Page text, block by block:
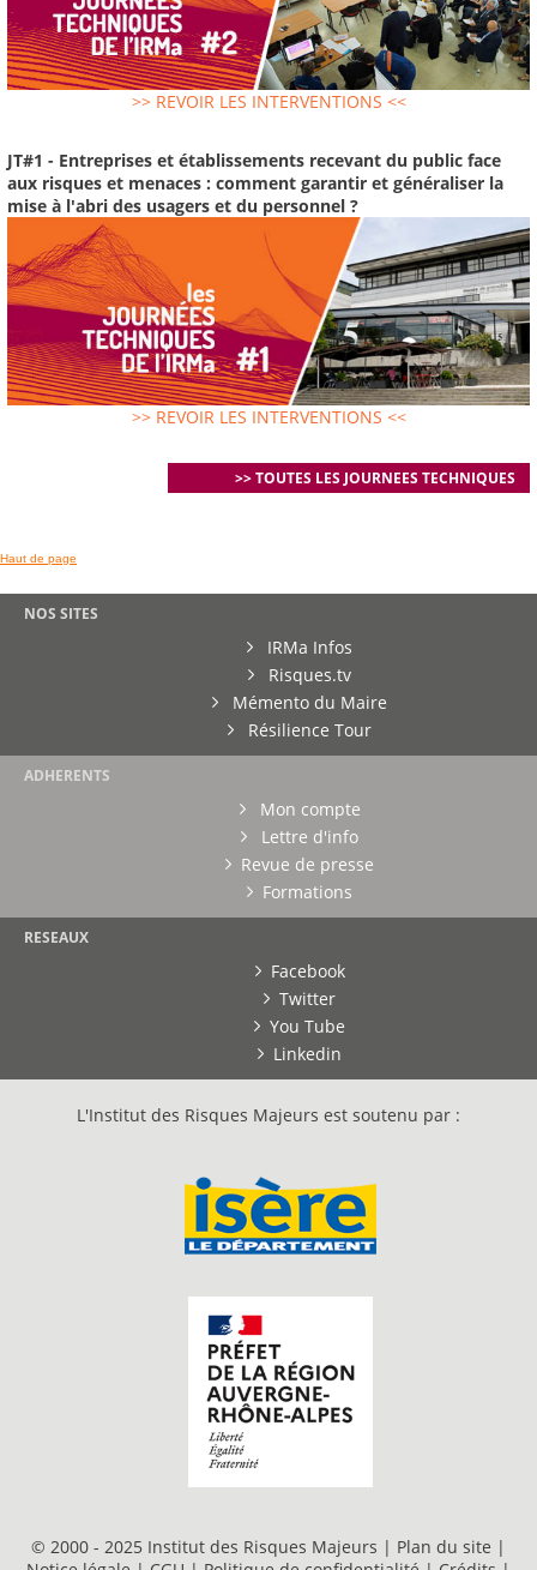
>> REVOIR LES INTERVENTIONS <<
JT#1 - Entreprises et établissements recevant du public face
aux risques et menaces : comment garantir et généraliser la
mise à l'abri des usagers et du personnel ?
>> REVOIR LES INTERVENTIONS <<
>> TOUTES LES JOURNEES TECHNIQUES
Haut de page
NOS SITES
IRMa Infos
Risques.tv
Mémento du Maire
Résilience Tour
ADHERENTS
Mon compte
Lettre d'info
Revue de presse
Formations
RESEAUX
Facebook
Twitter
You Tube
Linkedin
L'Institut des Risques Majeurs est soutenu par :
© 2000 - 2025 Institut des Risques Majeurs | Plan du site |